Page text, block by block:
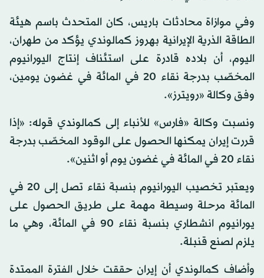
وفي موازاة محادثات باريس، كان المتحدث باسم هيئة
الطاقة الذرية الإيرانية بهروز كمالوندي يؤكد من طهران،
اليوم، أن بلاده قادرة على استئناف إنتاج اليورانيوم
المخصّب بدرجة نقاء 20 في المائة في غضون يومين،
وفق وكالة «رويترز».
ونسبت وكالة «فارس» للأنباء إلى كمالوندي قوله: «إذا
قررت إيران يمكنها الحصول على الوقود المخصّب بدرجة
نقاء 20 في المائة في غضون يوم أو اثنين».
ويعتبر تخصيب اليورانيوم بنسبة نقاء تصل إلى 20 في
المائة مرحلة وسيطة مهمة على طريق الحصول على
يورانيوم انشطاري بنسبة نقاء 90 في المائة، وهي ما
يلزم لصنع قنبلة.
وأضاف كمالوندي أن إيران حققت خلال الفترة الممتدة